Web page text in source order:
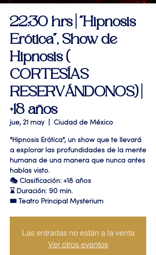
22:30 hrs | "Hipnosis
Erótica", Show de
Hipnosis (
CORTESÍAS
RESERVÁNDONOS) |
+18 años
jue, 21 may
  |
Ciudad de México
"Hipnosis Erótica", un show que te llevará
a explorar las profundidades de la mente
humana de una manera que nunca antes
habías visto.
🎭 Clasificación: +18 años
⌛ Duración: 90 min.
🎟 Teatro Principal Mysterium
Las entradas no están a la venta
Ver otros eventos